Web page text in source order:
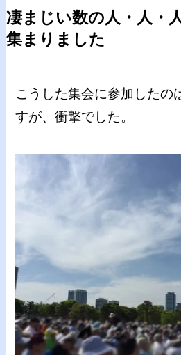
凄まじい数の人・人・
集まりました
こうした集会に参加したの
すが、衝撃でした。